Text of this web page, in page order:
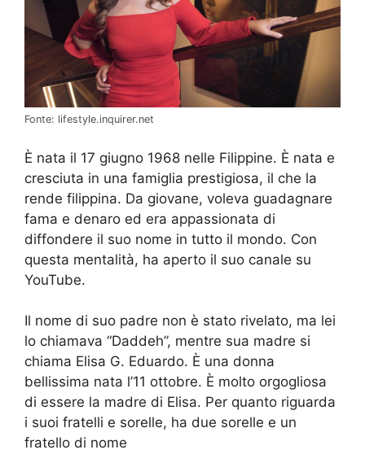
Fonte: lifestyle.inquirer.net
È nata il 17 giugno 1968 nelle Filippine. È nata e
cresciuta in una famiglia prestigiosa, il che la
rende filippina. Da giovane, voleva guadagnare
fama e denaro ed era appassionata di
diffondere il suo nome in tutto il mondo. Con
questa mentalità, ha aperto il suo canale su
YouTube.
Il nome di suo padre non è stato rivelato, ma lei
lo chiamava “Daddeh”, mentre sua madre si
chiama Elisa G. Eduardo. È una donna
bellissima nata l’11 ottobre. È molto orgogliosa
di essere la madre di Elisa. Per quanto riguarda
i suoi fratelli e sorelle, ha due sorelle e un
fratello di nome